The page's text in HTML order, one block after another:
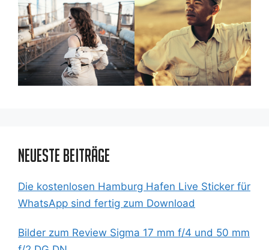
Neueste Beiträge
Die kostenlosen Hamburg Hafen Live Sticker für
WhatsApp sind fertig zum Download
Bilder zum Review Sigma 17 mm f/4 und 50 mm